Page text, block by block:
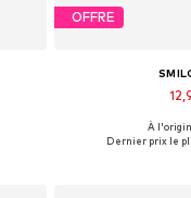
OFFRE
Tailles
À
Dernier prix le